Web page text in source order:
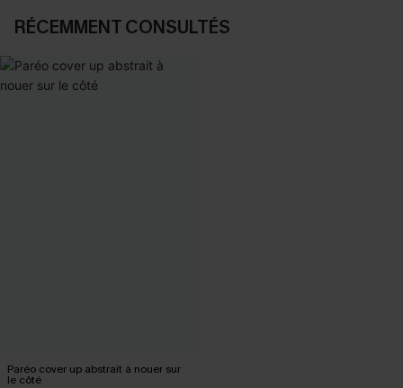
RÉCEMMENT CONSULTÉS
Paréo cover up abstrait à nouer sur
le côté